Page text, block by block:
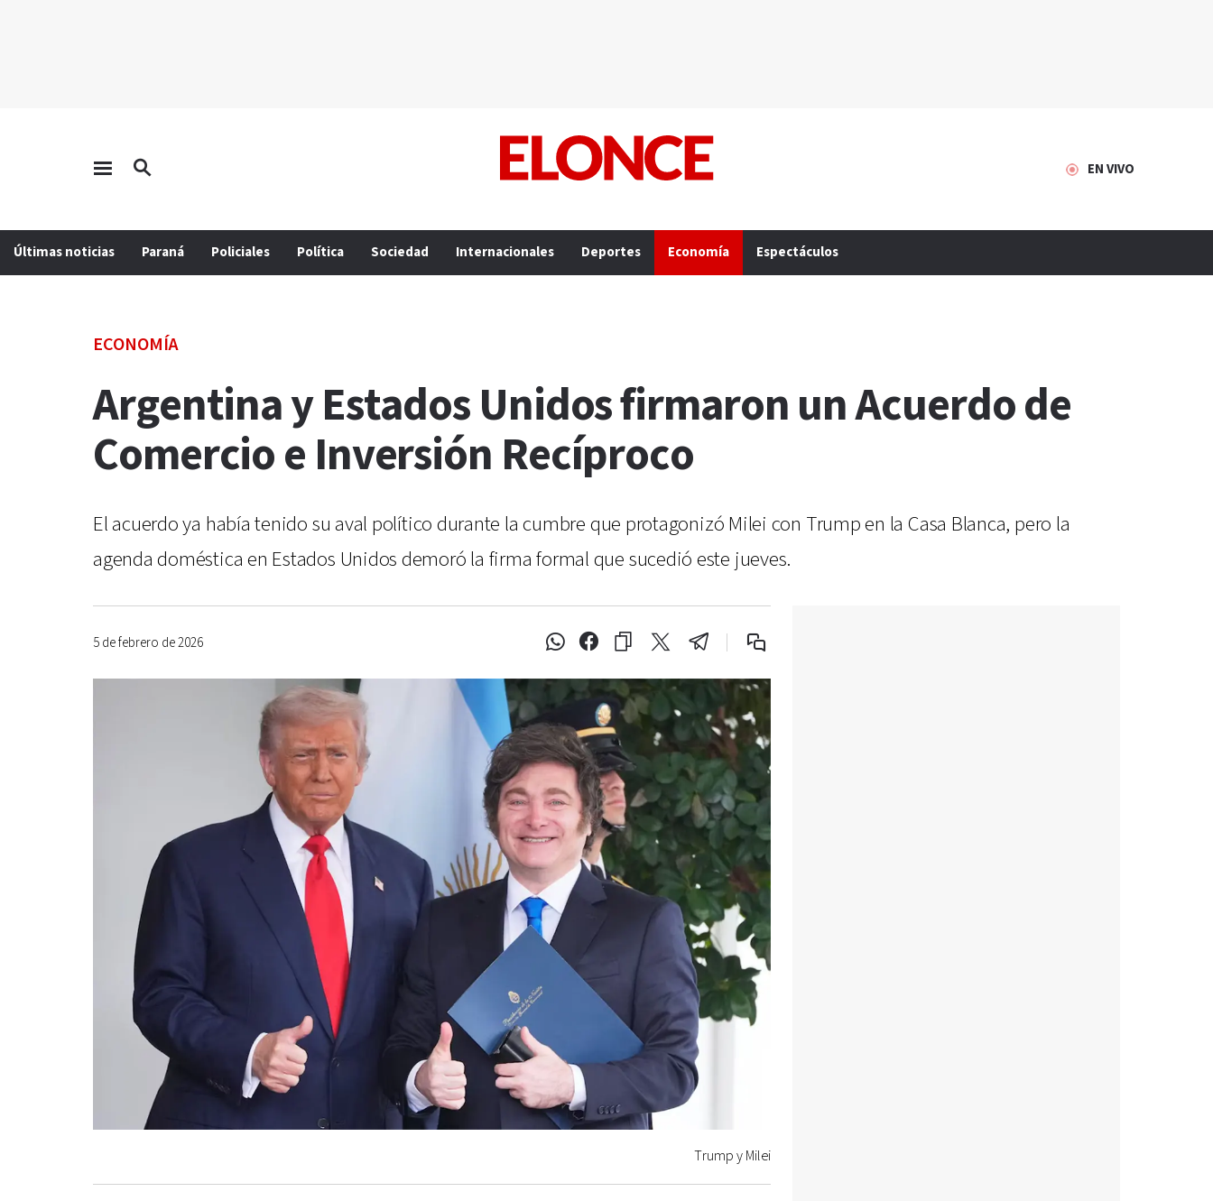
EN VIVO
Últimas noticias Paraná Policiales Política Sociedad Internacionales Deportes Economía Espectáculos
ECONOMÍA
Argentina y Estados Unidos firmaron un Acuerdo de
Comercio e Inversión Recíproco
El acuerdo ya había tenido su aval político durante la cumbre que protagonizó Milei con Trump en la Casa Blanca, pero la
agenda doméstica en Estados Unidos demoró la firma formal que sucedió este jueves.
5 de febrero de 2026
Trump y Milei